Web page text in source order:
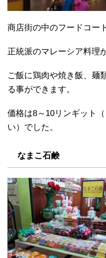
商店街の中のフードコー
正統派のマレーシア料理
ご飯に鶏肉や焼き飯、麺
る事ができます。
価格は8～10リンギット
い）でした。
なまこ石鹸